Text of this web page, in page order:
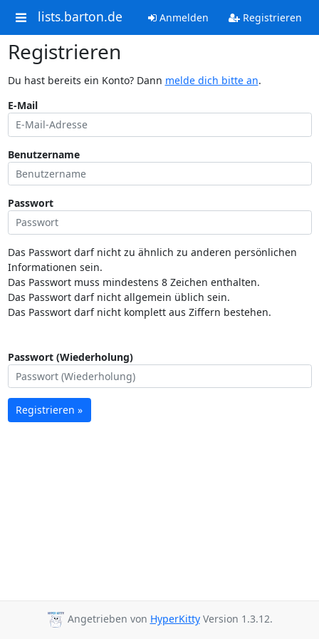
lists.barton.de Anmelden Registrieren
Registrieren
Du hast bereits ein Konto? Dann melde dich bitte an.
E-Mail
Benutzername
Passwort
Das Passwort darf nicht zu ähnlich zu anderen persönlichen
Informationen sein.
Das Passwort muss mindestens 8 Zeichen enthalten.
Das Passwort darf nicht allgemein üblich sein.
Das Passwort darf nicht komplett aus Ziffern bestehen.
Passwort (Wiederholung)
Registrieren »
Angetrieben von HyperKittyVersion 1.3.12.